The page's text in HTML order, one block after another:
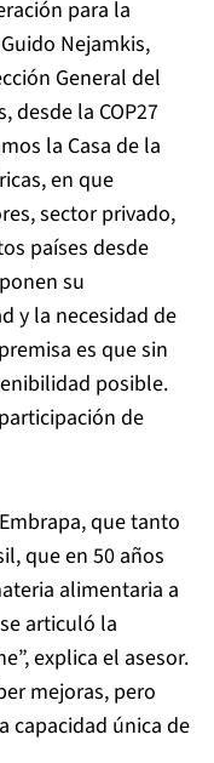
para la
Nejamkis,
General del
desde la COP27
la Casa de la
en que
sector privado,
países desde
su
y la necesidad de
es que sin
posible.
de
que tanto
que en 50 años
alimentaria a
articuló la
explica el asesor.
mejoras, pero
capacidad única de